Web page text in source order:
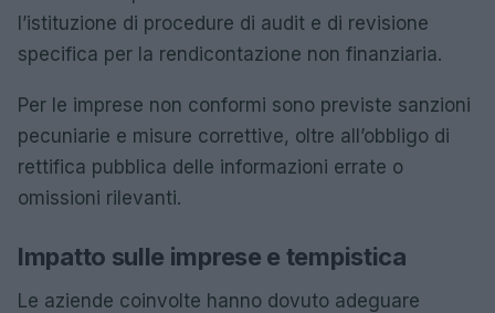
l’istituzione di procedure di audit e di revisione
specifica per la rendicontazione non finanziaria.
Per le imprese non conformi sono previste sanzioni
pecuniarie e misure correttive, oltre all’obbligo di
rettifica pubblica delle informazioni errate o
omissioni rilevanti.
Impatto sulle imprese e tempistica
Le aziende coinvolte hanno dovuto adeguare